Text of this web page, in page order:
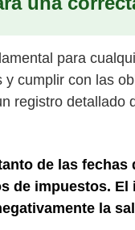
para
cumplir con las
registro
de las
de impuestos.
la